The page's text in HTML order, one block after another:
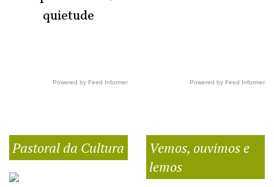
quietude
Powered by Feed Informer Powered by Feed Informer
Pastoral da Cultura
Vemos, ouvimos e
lemos